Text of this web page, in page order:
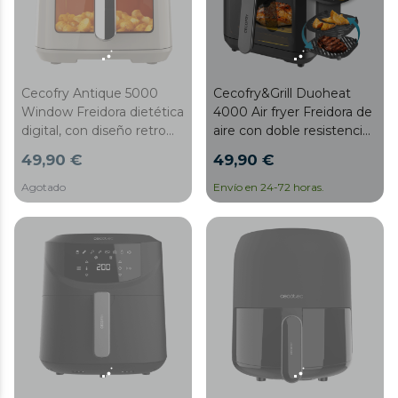
Cecofry Antique 5000
Window Freidora dietética
digital, con diseño retro
cocinado de 5L y con
tecnología PerfectCook.
49,90 €
Agotado
Cecofry&Grill Duoheat
4000 Air fryer Freidora de
aire con doble resistencia
sabor de parrilla en carnes,
capacidad de 4 litros y
potencia de 1900 W para
49,90 €
Envío en 24-72 horas.